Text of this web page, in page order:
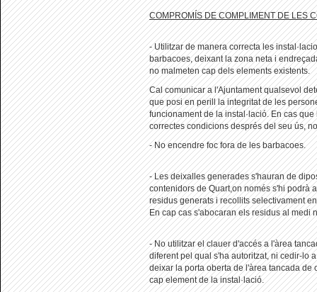
COMPROMÍS DE COMPLIMENT DE LES
- Utilitzar de manera correcta les
barbacoes, deixant la zona neta i
no malmeten cap dels elements existents.
Cal comunicar a l'Ajuntament qualsevol
que posi en perill la integritat de les
funcionament de la instal·lació. En cas
correctes condicions després del seu ús,
- No encendre foc fora de les barbacoes.
- Les deixalles generades s'hauran de
contenidors de Quart,on només s'hi podrà
residus generats i recollits selectivament
En cap cas s'abocaran els residus al medi
- No utilitzar el clauer d'accés a l'àrea
diferent pel qual s'ha autoritzat, ni cedir-lo
deixar la porta oberta de l'àrea tancada de
cap element de la instal·lació.